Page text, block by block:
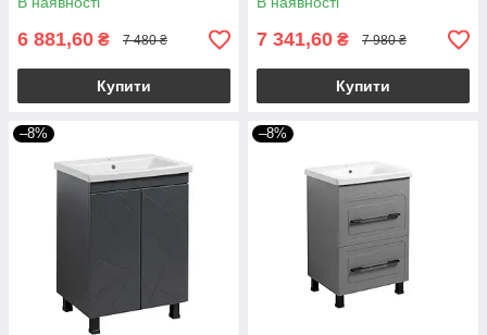
6 881,60 ₴ 7 480 ₴
Купити
7 341,60 ₴ 7 980 ₴
Купити
–8% –8%